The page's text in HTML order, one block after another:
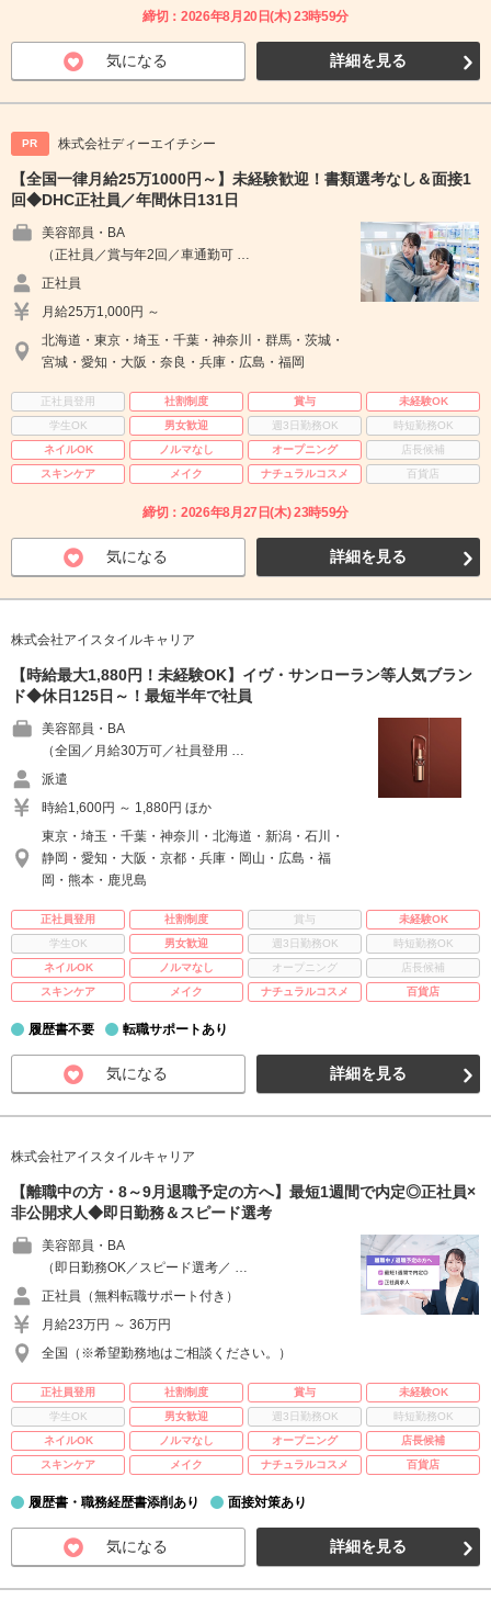
締切：2026年8月20日(木) 23時59分
気になる 詳細を見る
PR 株式会社ディーエイチシー
【全国一律月給25万1000円～】未経験歓迎！書類選考なし＆面接1
回◆DHC正社員／年間休日131日
美容部員・BA
（正社員／賞与年2回／車通勤可 …
正社員
月給25万1,000円 ～
北海道・東京・埼玉・千葉・神奈川・群馬・茨城・
宮城・愛知・大阪・奈良・兵庫・広島・福岡
正社員登用 社割制度 賞与
未経験OK
学生OK
男女歓迎 週3日勤務OK
時短勤務OK
ネイルOK
ノルマなし オープニング
店長候補
スキンケア
メイク ナチュラルコスメ 百貨店
締切：2026年8月27日(木) 23時59分
気になる 詳細を見る
株式会社アイスタイルキャリア
【時給最大1,880円！未経験OK】イヴ・サンローラン等人気ブラン
ド◆休日125日～！最短半年で社員
美容部員・BA
（全国／月給30万可／社員登用 …
派遣
時給1,600円 ～ 1,880円 ほか
東京・埼玉・千葉・神奈川・北海道・新潟・石川・
静岡・愛知・大阪・京都・兵庫・岡山・広島・福
岡・熊本・鹿児島
正社員登用 社割制度 賞与
未経験OK
学生OK
男女歓迎 週3日勤務OK
時短勤務OK
ネイルOK
ノルマなし オープニング
店長候補
スキンケア
メイク ナチュラルコスメ 百貨店
履歴書不要 転職サポートあり
気になる 詳細を見る
株式会社アイスタイルキャリア
【離職中の方・8～9月退職予定の方へ】最短1週間で内定◎正社員×
非公開求人◆即日勤務＆スピード選考
美容部員・BA
（即日勤務OK／スピード選考／ …
正社員（無料転職サポート付き）
月給23万円 ～ 36万円
全国（※希望勤務地はご相談ください。）
正社員登用 社割制度 賞与
未経験OK
学生OK
男女歓迎 週3日勤務OK
時短勤務OK
ネイルOK
ノルマなし オープニング
店長候補
スキンケア
メイク ナチュラルコスメ 百貨店
履歴書・職務経歴書添削あり 面接対策あり
気になる 詳細を見る